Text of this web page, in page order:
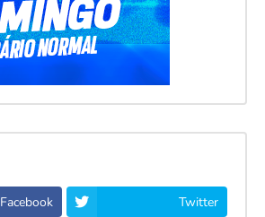
Facebook Twitter